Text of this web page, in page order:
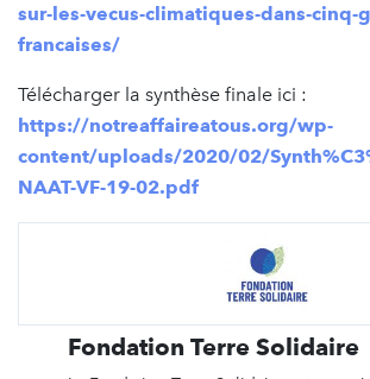
sur-les-vecus-climatiques-dans-cinq-
francaises/
Télécharger la synthèse finale ici :
https://notreaffaireatous.org/wp-
content/uploads/2020/02/
NAAT-VF-19-02.pdf
Fondation Terre Solidaire